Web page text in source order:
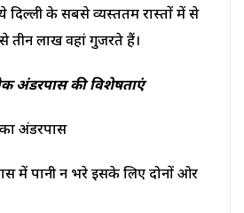
दिल्ली के सबसे व्यस्ततम रास्तों में से
तीन लाख वहां गुजरते हैं।
अंडरपास की विशेषताएं
अंडरपास
में पानी न भरे इसके लिए दोनों ओर